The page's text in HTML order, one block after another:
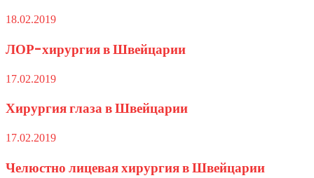
18.02.2019
ЛОР-хирургия в Швейцарии
17.02.2019
Хирургия глаза в Швейцарии
17.02.2019
Челюстно лицевая хирургия в Швейцарии